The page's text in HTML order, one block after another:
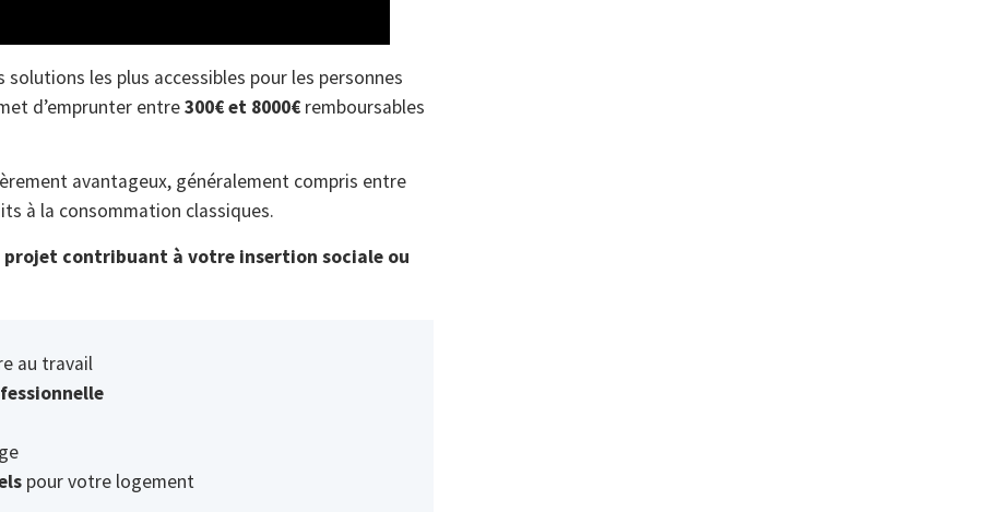
solutions les plus accessibles pour les personnes
d’emprunter entre300€ et 8000€ remboursables
avantageux, généralement compris entre
à la consommation classiques.
projet contribuant à votre insertion sociale ou
au travail
pour votre logement